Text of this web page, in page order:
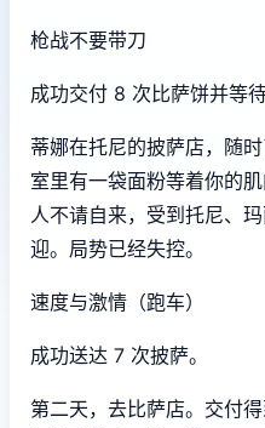
枪战不要带刀
成功交付 8 次比萨饼并等待
蒂娜在托尼的披萨店，随
室里有一袋面粉等着你的
人不请自来，受到托尼、
迎。局势已经失控。
速度与激情（跑车）
成功送达 7 次披萨。
第二天，去比萨店。交付